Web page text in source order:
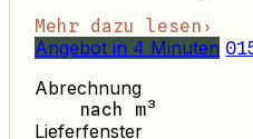
Mehr dazu lesen ›
Angebot in 4 Minuten
Abrechnung
nach m³
Lieferfenster